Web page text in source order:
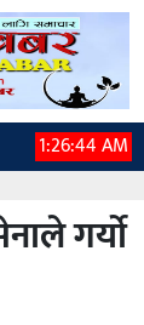
1:26:45 AM
गर्याे